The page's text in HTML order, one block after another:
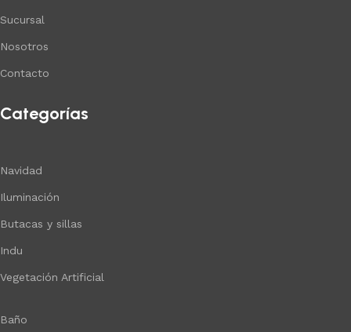
Sucursal
Nosotros
Contacto
Categorías
Navidad
Iluminación
Butacas y sillas
Indu
Vegetación Artificial
Baño